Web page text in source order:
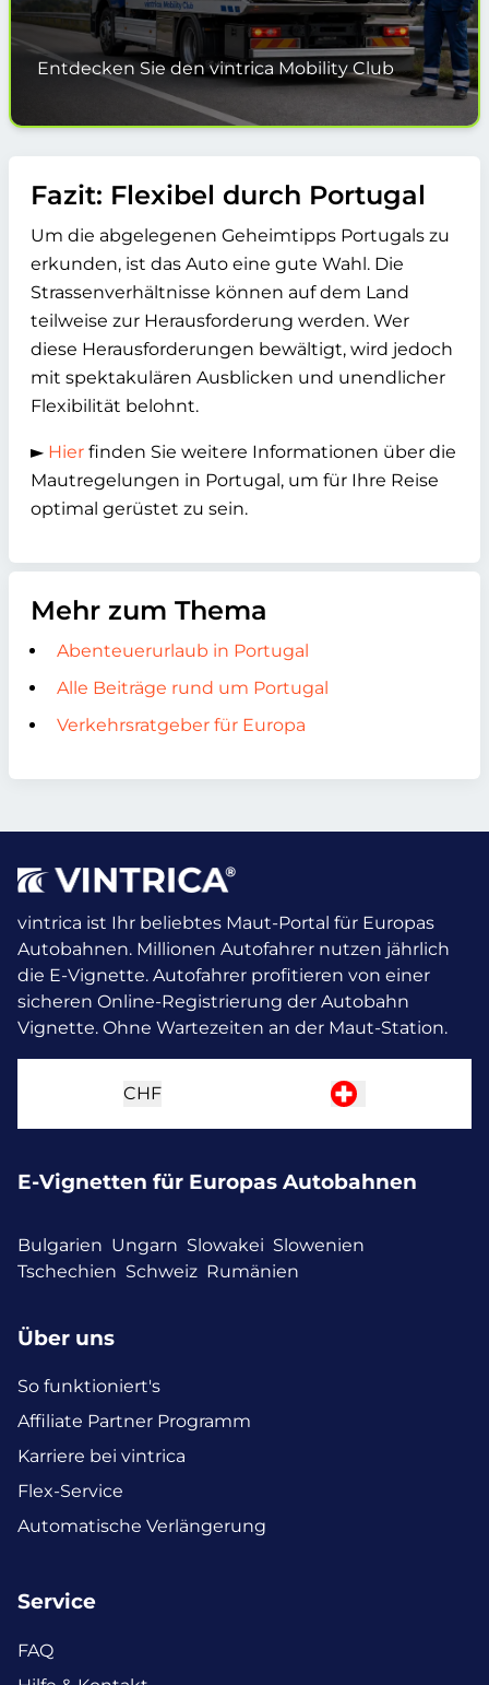
Entdecken Sie den vintrica Mobility Club
Fazit: Flexibel durch Portugal
Um die abgelegenen Geheimtipps Portugals zu
erkunden, ist das Auto eine gute Wahl. Die
Strassenverhältnisse können auf dem Land
teilweise zur Herausforderung werden. Wer
diese Herausforderungen bewältigt, wird jedoch
mit spektakulären Ausblicken und unendlicher
Flexibilität belohnt.
► Hier finden Sie weitere Informationen über die
Mautregelungen in Portugal, um für Ihre Reise
optimal gerüstet zu sein.
Mehr zum Thema
Abenteuerurlaub in Portugal
Alle Beiträge rund um Portugal
Verkehrsratgeber für Europa
vintrica ist Ihr beliebtes Maut-Portal für Europas
Autobahnen. Millionen Autofahrer nutzen jährlich
die E-Vignette. Autofahrer profitieren von einer
sicheren Online-Registrierung der Autobahn
Vignette. Ohne Wartezeiten an der Maut-Station.
CHF
E-Vignetten für Europas Autobahnen
Bulgarien Ungarn Slowakei Slowenien
Tschechien Schweiz Rumänien
Über uns
So funktioniert's
Affiliate Partner Programm
Karriere bei vintrica
Flex-Service
Automatische Verlängerung
Service
FAQ